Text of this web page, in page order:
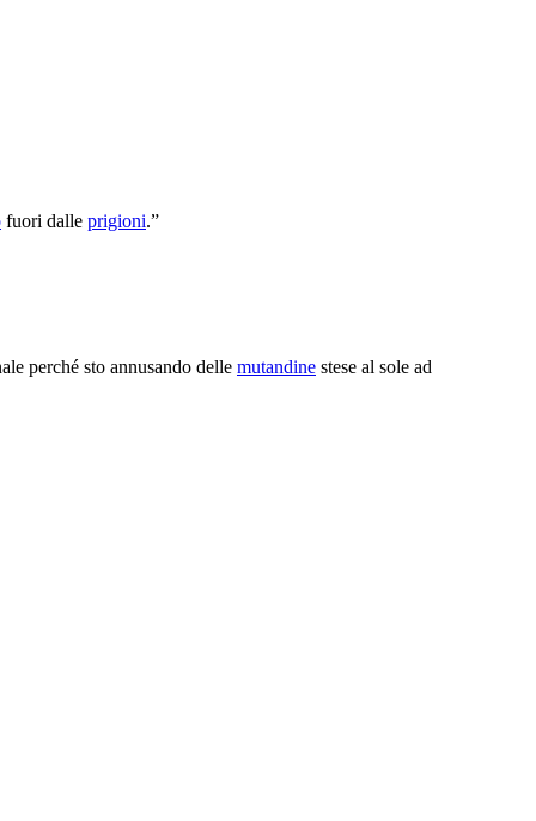
fuori dalle prigioni.”
perché sto annusando delle mutandine stese al sole ad